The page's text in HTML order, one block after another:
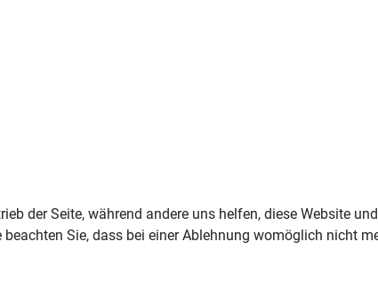
der Seite, während andere uns helfen, diese Website
Sie, dass bei einer Ablehnung womöglich nicht